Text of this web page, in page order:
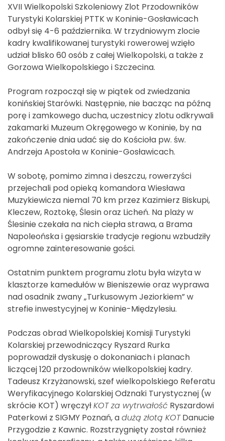
XVII Wielkopolski Szkoleniowy Zlot Przodowników
Turystyki Kolarskiej PTTK w Koninie-Gosławicach
odbył się 4-6 października. W trzydniowym zlocie
kadry kwalifikowanej turystyki rowerowej wzięło
udział blisko 60 osób z całej Wielkopolski, a także z
Gorzowa Wielkopolskiego i Szczecina.
Program rozpoczął się w piątek od zwiedzania
konińskiej Starówki. Następnie, nie bacząc na późną
porę i zamkowego ducha, uczestnicy zlotu odkrywali
zakamarki Muzeum Okręgowego w Koninie, by na
zakończenie dnia udać się do Kościoła pw. św.
Andrzeja Apostoła w Koninie-Gosławicach.
W sobotę, pomimo zimna i deszczu, rowerzyści
przejechali pod opieką komandora Wiesława
Muzykiewicza niemal 70 km przez Kazimierz Biskupi,
Kleczew, Roztokę, Ślesin oraz Licheń. Na plaży w
Ślesinie czekała na nich ciepła strawa, a Brama
Napoleońska i gęsiarskie tradycje regionu wzbudziły
ogromne zainteresowanie gości.
Ostatnim punktem programu zlotu była wizyta w
klasztorze kamedułów w Bieniszewie oraz wyprawa
nad osadnik zwany „Turkusowym Jeziorkiem” w
strefie inwestycyjnej w Koninie-Międzylesiu.
Podczas obrad Wielkopolskiej Komisji Turystyki
Kolarskiej przewodniczący Ryszard Rurka
poprowadził dyskusję o dokonaniach i planach
liczącej 120 przodowników wielkopolskiej kadry.
Tadeusz Krzyżanowski, szef wielkopolskiego Referatu
Weryfikacyjnego Kolarskiej Odznaki Turystycznej (w
skrócie KOT) wręczyłKOT za wytrwałość Ryszardowi
Paterkowi z SIGMY Poznań, adużą złotą KOTDanucie
Przygodzie z Kawnic. Rozstrzygnięty został również